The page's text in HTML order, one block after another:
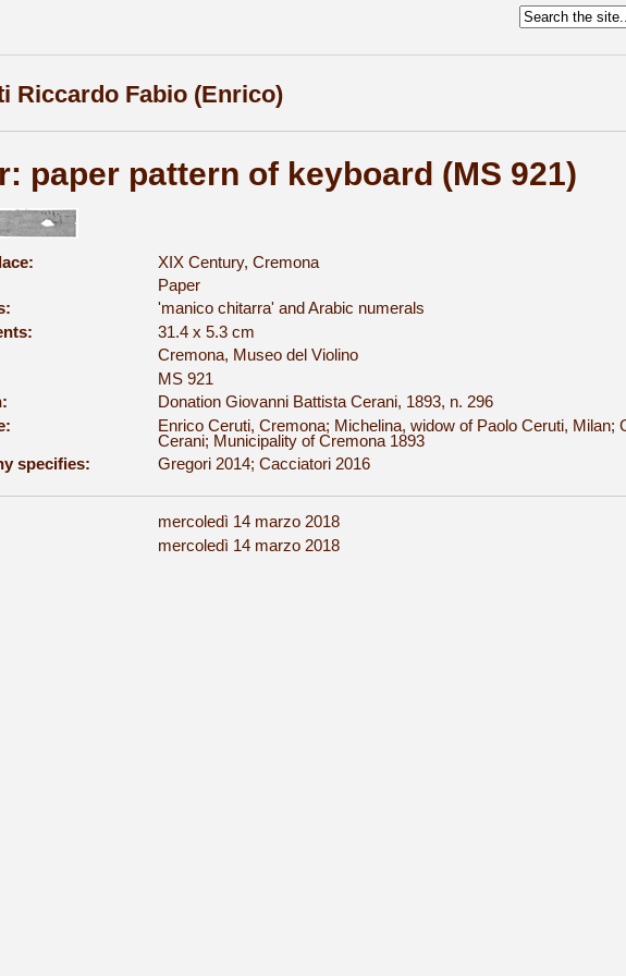
Riccardo Fabio (Enrico)
paper pattern of keyboard (MS 921)
XIX Century, Cremona
Paper
'manico chitarra' and Arabic numerals
31.4 x 5.3 cm
Cremona, Museo del Violino
MS 921
Donation Giovanni Battista Cerani, 1893, n. 296
Enrico Ceruti, Cremona; Michelina, widow of Paolo Ceruti, Milan;
Cerani; Municipality of Cremona 1893
specifies:
Gregori 2014; Cacciatori 2016
mercoledì 14 marzo 2018
mercoledì 14 marzo 2018